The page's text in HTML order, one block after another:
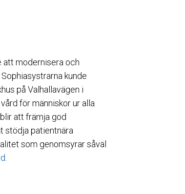
att modernisera och
kunde
på Valhallavägen i
för människor ur alla
att främja god
stödja patientnära
som genomsyrar såväl